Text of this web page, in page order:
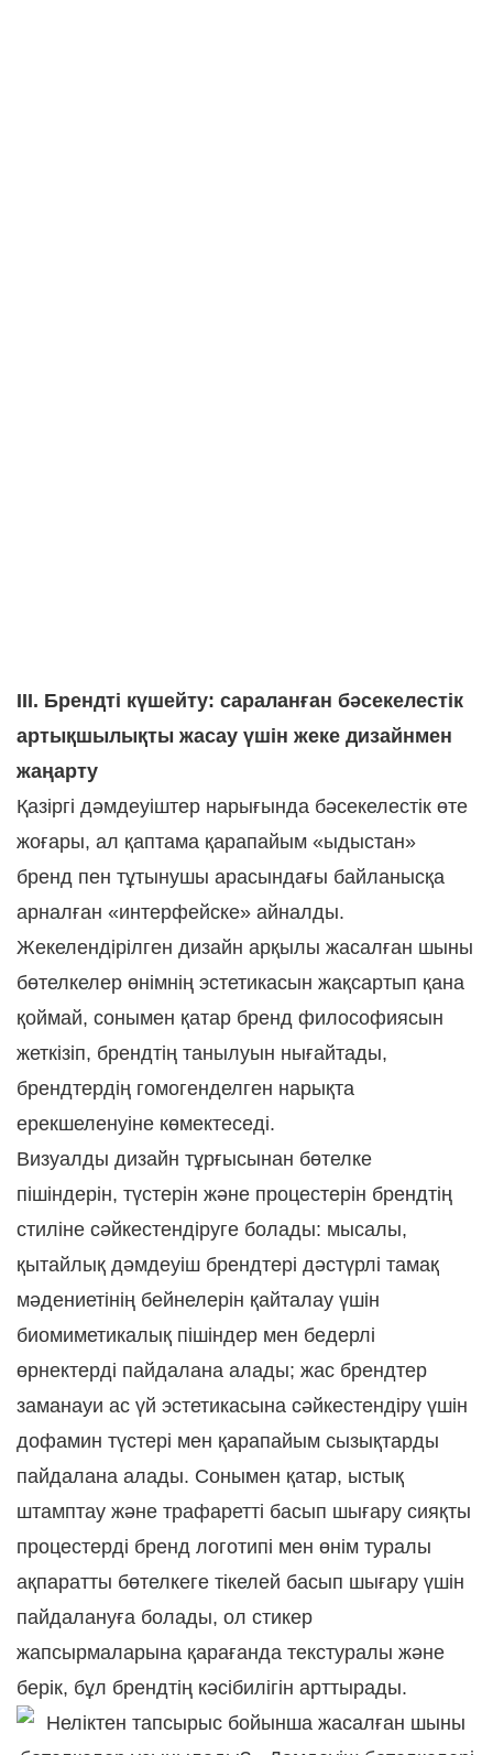
III. Брендті күшейту: сараланған бәсекелестік
артықшылықты жасау үшін жеке дизайнмен
жаңарту
Қазіргі дәмдеуіштер нарығында бәсекелестік өте
жоғары, ал қаптама қарапайым «ыдыстан»
бренд пен тұтынушы арасындағы байланысқа
арналған «интерфейске» айналды.
Жекелендірілген дизайн арқылы жасалған шыны
бөтелкелер өнімнің эстетикасын жақсартып қана
қоймай, сонымен қатар бренд философиясын
жеткізіп, брендтің танылуын нығайтады,
брендтердің гомогенделген нарықта
ерекшеленуіне көмектеседі.
Визуалды дизайн тұрғысынан бөтелке
пішіндерін, түстерін және процестерін брендтің
стиліне сәйкестендіруге болады: мысалы,
қытайлық дәмдеуіш брендтері дәстүрлі тамақ
мәдениетінің бейнелерін қайталау үшін
биомиметикалық пішіндер мен бедерлі
өрнектерді пайдалана алады; жас брендтер
заманауи ас үй эстетикасына сәйкестендіру үшін
дофамин түстері мен қарапайым сызықтарды
пайдалана алады. Сонымен қатар, ыстық
штамптау және трафаретті басып шығару сияқты
процестерді бренд логотипі мен өнім туралы
ақпаратты бөтелкеге ​​тікелей басып шығару үшін
пайдалануға болады, ол стикер
жапсырмаларына қарағанда текстуралы және
берік, бұл брендтің кәсібилігін арттырады.